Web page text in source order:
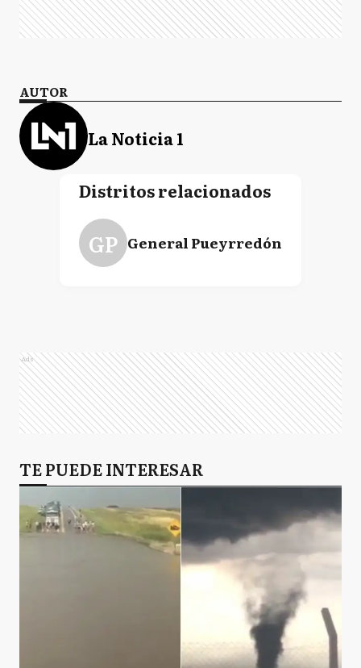
AUTOR
La Noticia 1
Distritos relacionados
GP General Pueyrredón
Ads
TE PUEDE INTERESAR